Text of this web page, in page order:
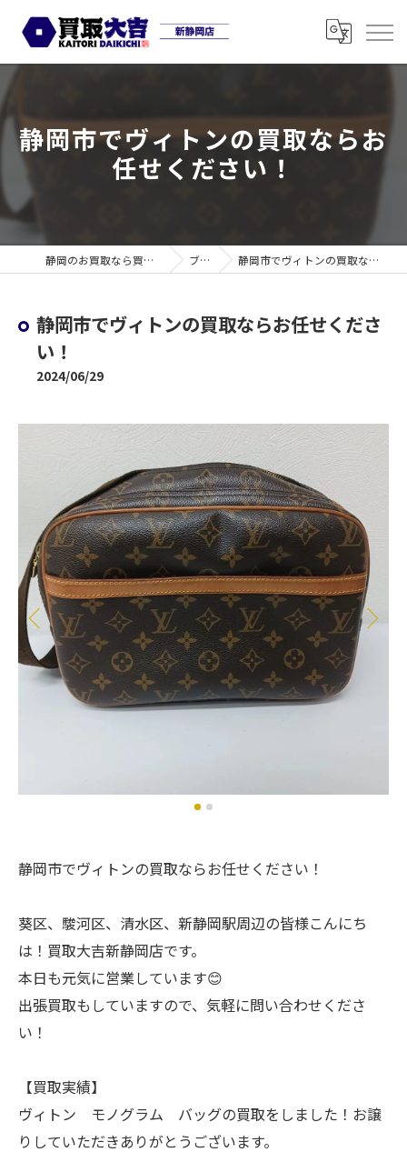
静岡市でヴィトンの買取ならお
任せください！
静岡のお買取なら買取大吉 新静岡店 ブログ 静岡市でヴィトンの買取ならお任せください！
静岡市でヴィトンの買取ならお任せくださ
い！
2024/06/29
静岡市でヴィトンの買取ならお任せください！
葵区、駿河区、清水区、新静岡駅周辺の皆様こんにち
は！買取大吉新静岡店です。
本日も元気に営業しています😊
出張買取もしていますので、気軽に問い合わせくださ
い！
【買取実績】
ヴィトン モノグラム バッグの買取をしました！お譲
りしていただきありがとうございます。